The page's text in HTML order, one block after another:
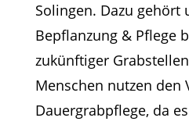
Solingen. Dazu gehört
Bepflanzung & Pflege
zukünftiger
Menschen nutzen den
Dauergrabpflege, da